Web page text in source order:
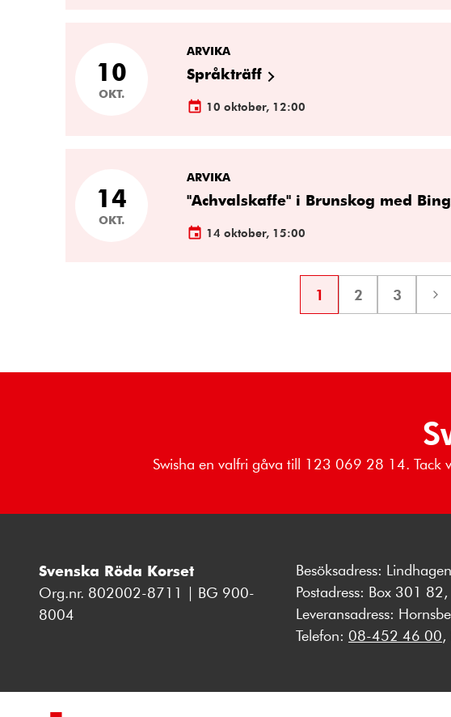
ARVIKA
Språkträff
10 oktober, 12:00
10
OKT.
ARVIKA
"Achvalskaffe" i Brunskog med
14 oktober, 15:00
14
OKT.
Sida
1 Sida
2 Sida
3
Swisha en valfri gåva till 123 069 28 14. Tack
Svenska Röda Korset
Org.nr. 802002-8711 | BG 900-
8004
Besöksadress:
Postadress: Box 301
Leveransadress:
Telefon: 08-452 46 00,